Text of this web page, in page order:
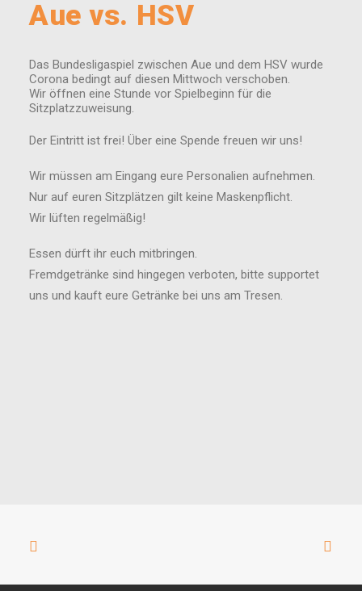
Aue vs. HSV
Das Bundesligaspiel zwischen Aue und dem HSV wurde
Corona bedingt auf diesen Mittwoch verschoben.
Wir öffnen eine Stunde vor Spielbeginn für die
Sitzplatzzuweisung.
Der Eintritt ist frei! Über eine Spende freuen wir uns!
Wir müssen am Eingang eure Personalien aufnehmen.
Nur auf euren Sitzplätzen gilt keine Maskenpflicht.
Wir lüften regelmäßig!
Essen dürft ihr euch mitbringen.
Fremdgetränke sind hingegen verboten, bitte supportet
uns und kauft eure Getränke bei uns am Tresen.